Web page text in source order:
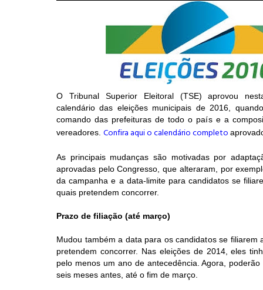
O Tribunal Superior Eleitoral (TSE) aprovou
calendário das eleições municipais de 2016,
comando das prefeituras de todo o país e a
vereadores. Confira aqui o calendário completo
As principais mudanças são motivadas por
aprovadas pelo Congresso, que alteraram, por
da campanha e a data-limite para candidatos se
quais pretendem concorrer.
Prazo de filiação (até março)
Mudou também a data para os candidatos se filiarem
pretendem concorrer. Nas eleições de 2014, eles
pelo menos um ano de antecedência. Agora,
seis meses antes, até o fim de março.